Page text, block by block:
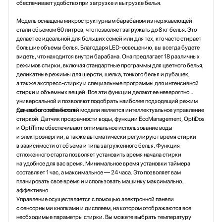
обеспечивает удобство при загрузке и выгрузке белья.
Модель оснащена микроструктурным барабаном из нержавеющей
стали объемом 60 литров, что позволяет загружать до 8 кг белья. Это
делает ее идеальной для больших семей или для тех, кто часто стирает
большие объемы белья. Благодаря LED-освещению, вы всегда будете
видеть, что находится внутри барабана. Она предлагает 18 различных
режимов стирки, включая стандартные программы для цветного белья,
деликатные режимы для шерсти, шелка, тонкого белья и рубашек,
а также экспресс-стирку и специальные программы для интенсивной
стирки и объемных вещей. Все эти функции делают ее невероятно
универсальной и позволяют подобрать наиболее подходящий режим
для любого типа белья.
Одним из особенностей модели является интеллектуальное управление
стиркой. Датчик прозрачности воды, функции EcoManagement, OptiDos
и OptiTime обеспечивают оптимальное использование воды
и электроэнергии, а также автоматически регулируют время стирки
в зависимости от объема и типа загруженного белья. Функция
отложенного старта позволяет установить время начала стирки
на удобное для вас время. Минимальное время установки таймера
составляет 1 час, а максимальное — 24 часа. Это позволяет вам
планировать свое время и использовать машинку максимально
эффективно.
Управление осуществляется с помощью электронной панели
с сенсорными кнопками и дисплеем, на котором отображаются все
необходимые параметры стирки. Вы можете выбрать температуру